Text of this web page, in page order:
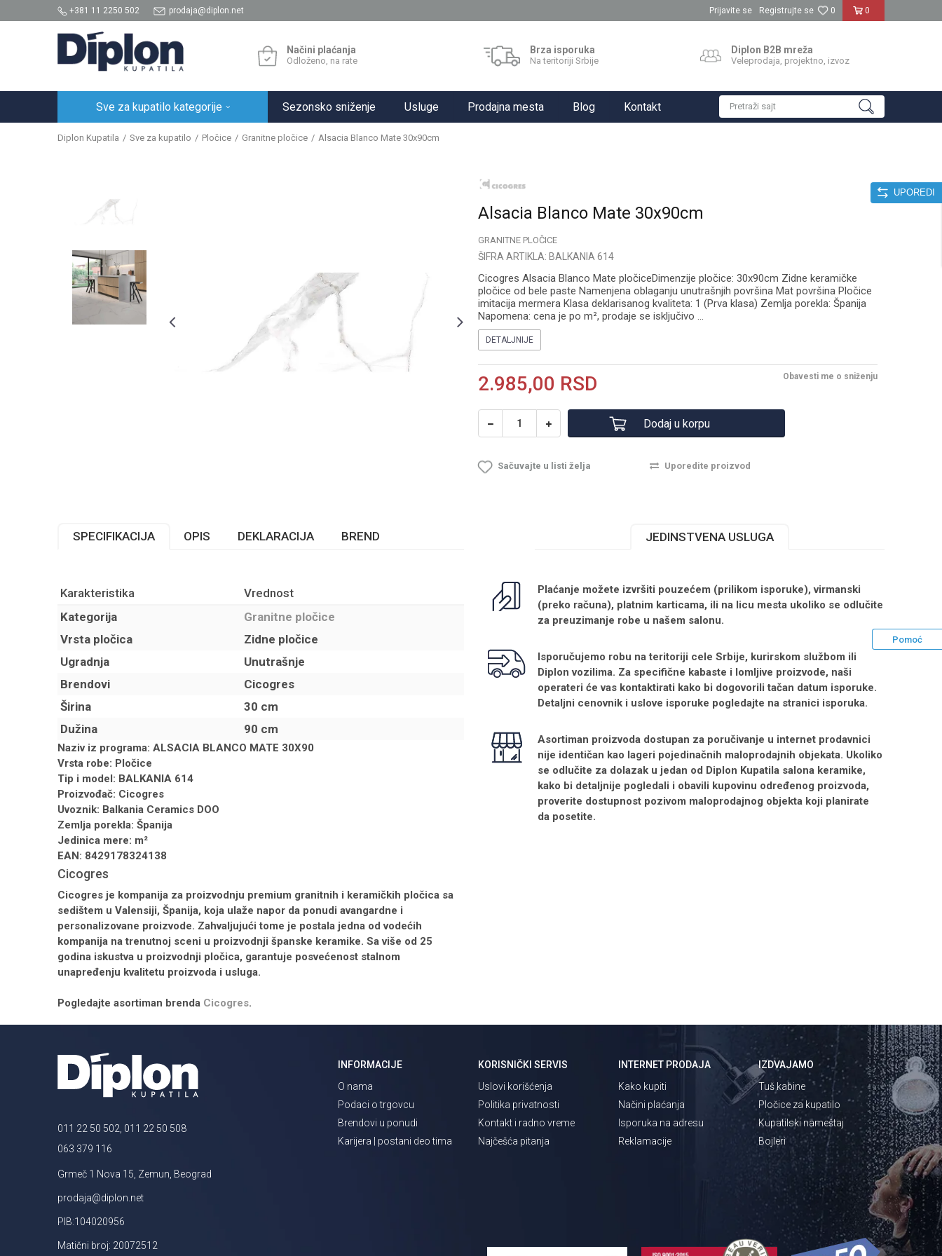
+381 11 2250 502 prodaja@diplon.net 0
0
Prijavite se Registrujte se
Načini plaćanja
Odloženo, na rate
Brza isporuka
Na teritoriji Srbije
Diplon B2B mreža
Veleprodaja, projektno, izvoz
Sve za kupatilo kategorije Sezonsko sniženje Usluge Prodajna mesta Blog Kontakt Pretraži sajt
UPOREDI
Diplon Kupatila Sve za kupatilo Pločice Granitne pločice Alsacia Blanco Mate 30x90cm
Alsacia Blanco Mate 30x90cm
GRANITNE PLOČICE
ŠIFRA ARTIKLA: BALKANIA 614
Cicogres Alsacia Blanco Mate pločiceDimenzije pločice: 30x90cm Zidne keramičke
pločice od bele paste Namenjena oblaganju unutrašnjih površina Mat površina Pločice
imitacija mermera Klasa deklarisanog kvaliteta: 1 (Prva klasa) Zemlja porekla: Španija
Napomena: cena je po m², prodaje se isključivo ...
DETALJNIJE
2.985,00 RSD Obavesti me o sniženju
Dodaj u korpu
Sačuvajte u listi želja Uporedite proizvod
Pomoć
SPECIFIKACIJA OPIS DEKLARACIJA BREND
Karakteristika
Vrednost
Kategorija
Granitne pločice
Vrsta pločica
Zidne pločice
Ugradnja
Unutrašnje
Brendovi
Cicogres
Širina
30 cm
Dužina
90 cm
Naziv iz programa: ALSACIA BLANCO MATE 30X90
Vrsta robe: Pločice
Tip i model: BALKANIA 614
Proizvođač: Cicogres
Uvoznik: Balkania Ceramics DOO
Zemlja porekla: Španija
Jedinica mere: m²
EAN: 8429178324138
Cicogres
Cicogres je kompanija za proizvodnju premium granitnih i keramičkih pločica sa
sedištem u Valensiji, Španija, koja ulaže napor da ponudi avangardne i
personalizovane proizvode. Zahvaljujući tome je postala jedna od vodećih
kompanija na trenutnoj sceni u proizvodnji španske keramike. Sa više od 25
godina iskustva u proizvodnji pločica, garantuje posvećenost stalnom
unapređenju kvalitetu proizvoda i usluga.
Pogledajte asortiman brenda Cicogres.
JEDINSTVENA USLUGA
Plaćanje možete izvršiti pouzećem (prilikom isporuke), virmanski
(preko računa), platnim karticama, ili na licu mesta ukoliko se odlučite
za preuzimanje robe u našem salonu.
Isporučujemo robu na teritoriji cele Srbije, kurirskom službom ili
Diplon vozilima. Za specifične kabaste i lomljive proizvode, naši
operateri će vas kontaktirati kako bi dogovorili tačan datum isporuke.
Detaljni cenovnik i uslove isporuke pogledajte na stranici isporuka.
Asortiman proizvoda dostupan za poručivanje u internet prodavnici
nije identičan kao lageri pojedinačnih maloprodajnih objekata. Ukoliko
se odlučite za dolazak u jedan od Diplon Kupatila salona keramike,
kako bi detaljnije pogledali i obavili kupovinu određenog proizvoda,
proverite dostupnost pozivom maloprodajnog objekta koji planirate
da posetite.
011 22 50 502, 011 22 50 508
063 379 116
Grmeč 1 Nova 15, Zemun, Beograd
prodaja@diplon.net
PIB:104020956
Matični broj: 20072512
INFORMACIJE
O nama
Podaci o trgovcu
Brendovi u ponudi
Karijera | postani deo tima
KORISNIČKI SERVIS
Uslovi korišćenja
Politika privatnosti
Kontakt i radno vreme
Najčešća pitanja
INTERNET PRODAJA
Kako kupiti
Načini plaćanja
Isporuka na adresu
Reklamacije
IZDVAJAMO
Tuš kabine
Pločice za kupatilo
Kupatilski nameštaj
Bojleri